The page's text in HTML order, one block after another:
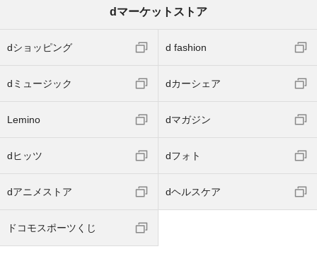
dマーケットストア
dショッピング d fashion
dミュージック dカーシェア
Lemino dマガジン
dヒッツ dフォト
dアニメストア dヘルスケア
ドコモスポーツくじ